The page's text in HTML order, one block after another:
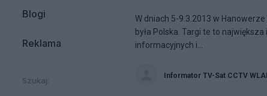
Blogi
Reklama
Szukaj:
W dniach 5-9.3.2013 w
była Polska. Targi te to
informacyjnych i...
Informator TV-Sat CCTV